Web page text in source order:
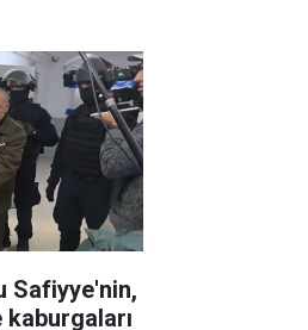
Safiyye'nin,
kaburgaları